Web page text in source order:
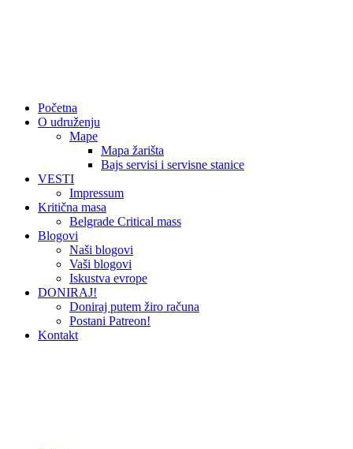
Početna
O udruženju
Mape
Mapa žarišta
Bajs servisi i servisne stanice
VESTI
Impressum
Kritična masa
Belgrade Critical mass
Blogovi
Naši blogovi
Vaši blogovi
Iskustva evrope
DONIRAJ!
Doniraj putem žiro računa
Postani Patreon!
Kontakt